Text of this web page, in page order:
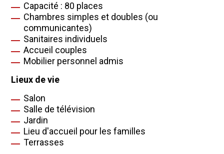
Capacité : 80 places
Chambres simples et doubles (ou
communicantes)
Sanitaires individuels
Accueil couples
Mobilier personnel admis
Lieux de vie
Salon
Salle de télévision
Jardin
Lieu d'accueil pour les familles
Terrasses